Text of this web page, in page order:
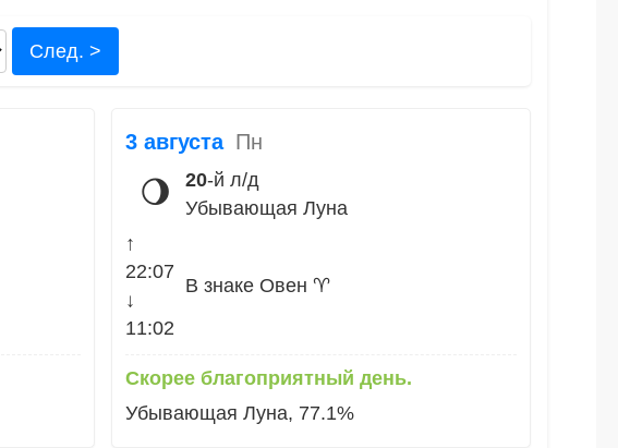
След. >
3 августа Пн
🌖 20-й л/д
Убывающая Луна
↑
22:07
↓
11:02
В знаке Овен ♈
Скорее благоприятный день.
Убывающая Луна, 77.1%